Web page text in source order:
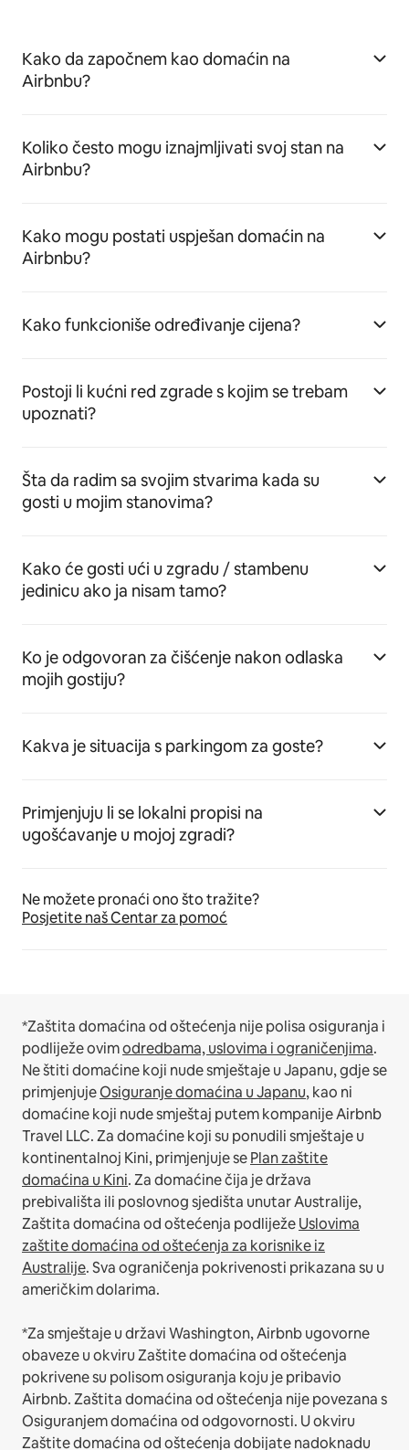
Kako da započnem kao domaćin na
Airbnbu?
Koliko često mogu iznajmljivati svoj stan na
Airbnbu?
Kako mogu postati uspješan domaćin na
Airbnbu?
Kako funkcioniše određivanje cijena?
Postoji li kućni red zgrade s kojim se trebam
upoznati?
Šta da radim sa svojim stvarima kada su
gosti u mojim stanovima?
Kako će gosti ući u zgradu / stambenu
jedinicu ako ja nisam tamo?
Ko je odgovoran za čišćenje nakon odlaska
mojih gostiju?
Kakva je situacija s parkingom za goste?
Primjenjuju li se lokalni propisi na
ugošćavanje u mojoj zgradi?
Ne možete pronaći ono što tražite?
Posjetite naš Centar za pomoć
*Zaštita domaćina od oštećenja nije polisa osiguranja i
podliježe ovimodredbama, uslovima i ograničenjima.
Ne štiti domaćine koji nude smještaje u Japanu, gdje se
primjenjujeOsiguranje domaćina u Japanu, kao ni
domaćine koji nude smještaj putem kompanije Airbnb
Travel LLC.Za domaćine koji su ponudili smještaje u
kontinentalnoj Kini, primjenjuje sePlan zaštite
domaćina u Kini.Za domaćine čija je država
prebivališta ili poslovnog sjedišta unutar Australije,
Zaštita domaćina od oštećenja podliježeUslovima
zaštite domaćina od oštećenja za korisnike iz
Australije. Sva ograničenja pokrivenosti prikazana su u
američkim dolarima.
*Za smještaje u državi Washington, Airbnb ugovorne
obaveze u okviru Zaštite domaćina od oštećenja
pokrivene su polisom osiguranja koju je pribavio
Airbnb. Zaštita domaćina od oštećenja nije povezana s
Osiguranjem domaćina od odgovornosti. U okviru
Zaštite domaćina od oštećenja dobijate nadoknadu